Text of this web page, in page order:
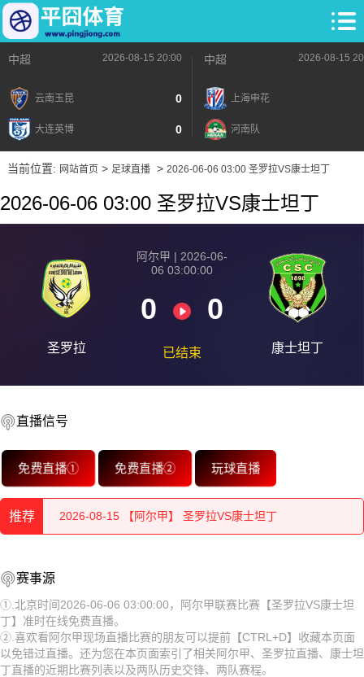
中超 2026-08-15 20:00
云南玉昆 0
大连英博 0
中超 2026-08-15
上海申花
河南队
当前位置: 网站首页> 足球直播> 2026-06-06 03:00 圣罗拉VS康士坦丁
2026-06-06 03:00 圣罗拉VS康士坦丁
圣罗拉
阿尔甲 | 2026-06-
06 03:00:00
0 0
已结束 康士坦丁
直播信号
免费直播① 免费直播② 玩球直播
推荐
2026-08-15 【阿尔甲】 圣罗拉VS康士坦丁
2026-08-15 【阿尔甲】 圣罗拉VS康士坦丁
2026-08-15 【阿尔甲】 圣罗拉VS康士坦丁
2026-08-15 【阿尔甲】 圣罗拉VS康士坦丁
2026-08-15 【阿尔甲】 圣罗拉VS康士坦丁
2026-08-15 【阿尔甲】 圣罗拉VS康士坦丁
赛事源
①.北京时间2026-06-06 03:00:00，阿尔甲联赛比赛【圣罗拉VS康士坦
丁】准时在线免费直播。
②.喜欢看阿尔甲现场直播比赛的朋友可以提前【CTRL+D】收藏本页面
以免错过直播。还为您在本页面索引了相关阿尔甲、圣罗拉直播、康士坦
丁直播的近期比赛列表以及两队历史交锋、两队赛程。